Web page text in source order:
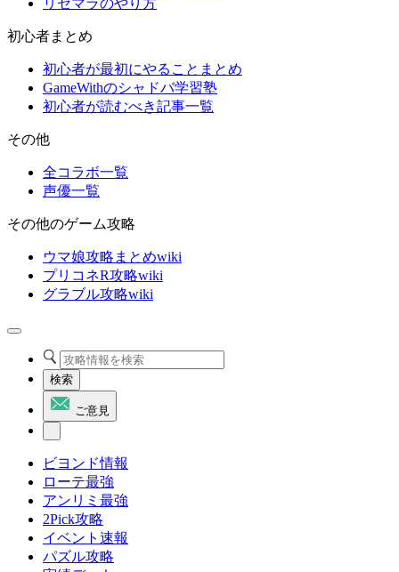
リセマラのやり方
初心者まとめ
初心者が最初にやることまとめ
GameWithのシャドバ学習塾
初心者が読むべき記事一覧
その他
全コラボ一覧
声優一覧
その他のゲーム攻略
ウマ娘攻略まとめwiki
プリコネR攻略wiki
グラブル攻略wiki
検索
ご意見
ビヨンド情報
ローテ最強
アンリミ最強
2Pick攻略
イベント速報
パズル攻略